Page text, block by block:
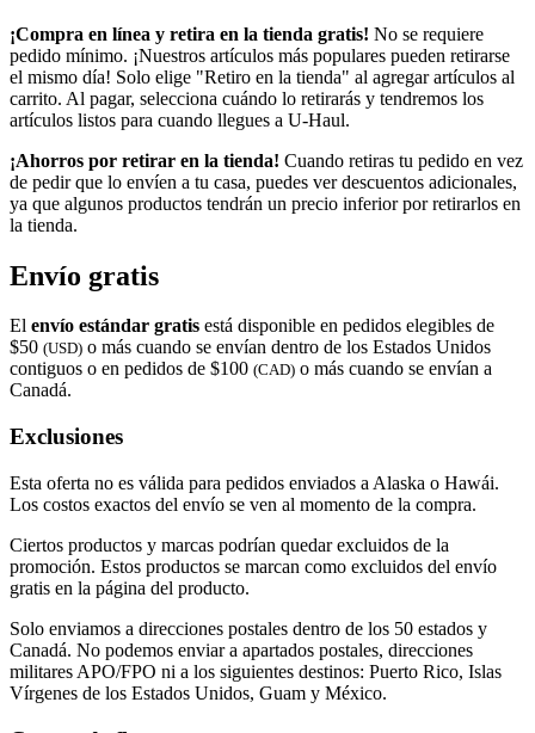
¡Compra en línea y retira en la tienda gratis! No se requiere
pedido mínimo. ¡Nuestros artículos más populares pueden retirarse
el mismo día! Solo elige "Retiro en la tienda" al agregar artículos al
carrito. Al pagar, selecciona cuándo lo retirarás y tendremos los
artículos listos para cuando llegues a U-Haul.
¡Ahorros por retirar en la tienda! Cuando retiras tu pedido en vez
de pedir que lo envíen a tu casa, puedes ver descuentos adicionales,
ya que algunos productos tendrán un precio inferior por retirarlos en
la tienda.
Envío gratis
El envío estándar gratis está disponible en pedidos elegibles de
$50 (USD) o más cuando se envían dentro de los Estados Unidos
contiguos o en pedidos de $100 (CAD) o más cuando se envían a
Canadá.
Exclusiones
Esta oferta no es válida para pedidos enviados a Alaska o Hawái.
Los costos exactos del envío se ven al momento de la compra.
Ciertos productos y marcas podrían quedar excluidos de la
promoción. Estos productos se marcan como excluidos del envío
gratis en la página del producto.
Solo enviamos a direcciones postales dentro de los 50 estados y
Canadá. No podemos enviar a apartados postales, direcciones
militares APO/FPO ni a los siguientes destinos: Puerto Rico, Islas
Vírgenes de los Estados Unidos, Guam y México.